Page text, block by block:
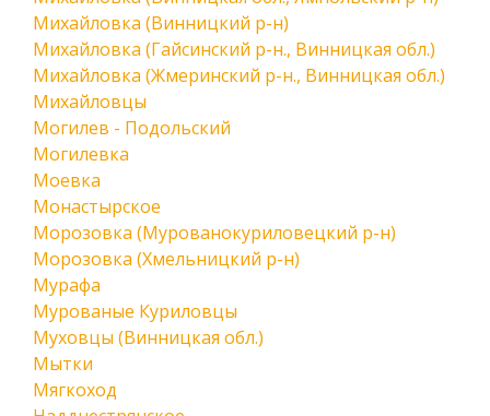
Михайловка (Винницкий р-н)
Михайловка (Гайсинский р-н., Винницкая обл.)
Михайловка (Жмеринский р-н., Винницкая обл.)
Михайловцы
Могилев - Подольский
Могилевка
Моевка
Монастырское
Морозовка (Мурованокуриловецкий р-н)
Морозовка (Хмельницкий р-н)
Мурафа
Мурованые Куриловцы
Муховцы (Винницкая обл.)
Мытки
Мягкоход